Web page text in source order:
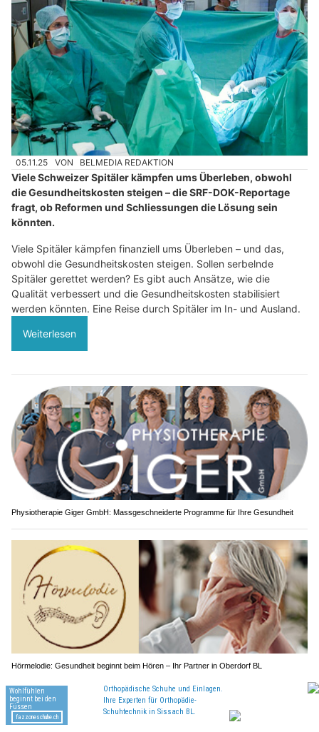
05.11.25 VON BELMEDIA REDAKTION
Viele Schweizer Spitäler kämpfen ums Überleben, obwohl
die Gesundheitskosten steigen – die SRF-DOK-Reportage
fragt, ob Reformen und Schliessungen die Lösung sein
könnten.
Viele Spitäler kämpfen finanziell ums Überleben – und das,
obwohl die Gesundheitskosten steigen. Sollen serbelnde
Spitäler gerettet werden? Es gibt auch Ansätze, wie die
Qualität verbessert und die Gesundheitskosten stabilisiert
werden könnten. Eine Reise durch Spitäler im In- und Ausland.
Weiterlesen
Physiotherapie Giger GmbH: Massgeschneiderte Programme für Ihre Gesundheit
Hörmelodie: Gesundheit beginnt beim Hören – Ihr Partner in Oberdorf BL